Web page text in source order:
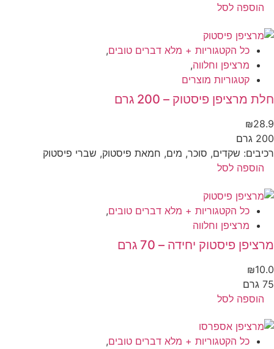
הוספה לסל
כל הקטגוריות + מלא דברים טובים,
מרציפן וחלווה,
קטגוריות מוצרים
מרציפן פיסטוק – 200 גרם
₪
גרם
שקדים, סוכר, מים, חמאת פיסטוק, שברי פיסטוק
הוספה לסל
כל הקטגוריות + מלא דברים טובים,
מרציפן וחלווה
פיסטוק יחידה – 70 גרם
₪
הוספה לסל
כל הקטגוריות + מלא דברים טובים,